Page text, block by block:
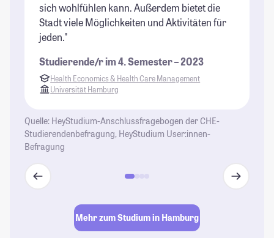
sich wohlfühlen kann. Außerdem bietet die
Stadt viele Möglichkeiten und Aktivitäten für
jeden."
Studierende/r im 4. Semester – 2023
Health Economics & Health Care Management
Universität Hamburg
Quelle: HeyStudium-Anschlussfragebogen der CHE-
Studierendenbefragung, HeyStudium User:innen-
Befragung
Mehr zum Studium in Hamburg